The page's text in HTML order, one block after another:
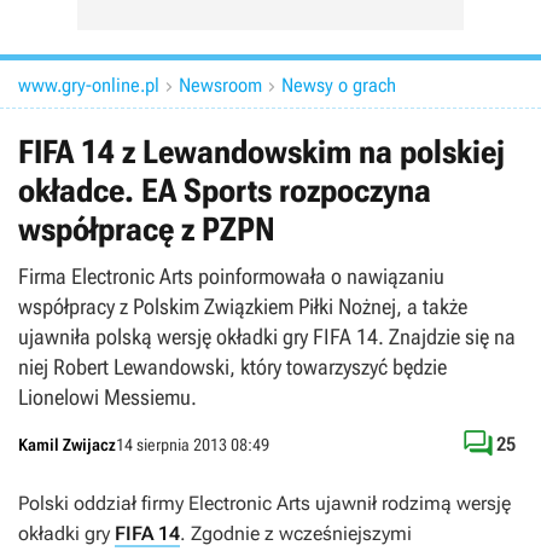
www.gry-online.pl  Newsroom  Newsy o grach
FIFA 14 z Lewandowskim na polskiej
okładce. EA Sports rozpoczyna
współpracę z PZPN
Firma Electronic Arts poinformowała o nawiązaniu
współpracy z Polskim Związkiem Piłki Nożnej, a także
ujawniła polską wersję okładki gry FIFA 14. Znajdzie się na
niej Robert Lewandowski, który towarzyszyć będzie
Lionelowi Messiemu.
Kamil Zwijacz14 sierpnia 2013 08:49 25
Polski oddział firmy Electronic Arts ujawnił rodzimą wersję
okładki gry FIFA 14. Zgodnie z wcześniejszymi